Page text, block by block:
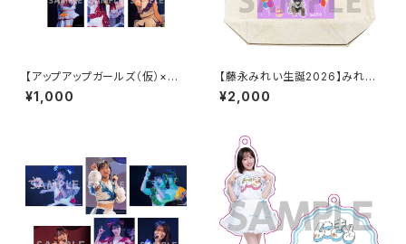
【アップアップガールズ（仮）×
（２）】2Lポートレート（夜公演）
¥1,000
【藤永みれい生誕2026】みれた
ん描き下ろし トートバッグ
¥2,000